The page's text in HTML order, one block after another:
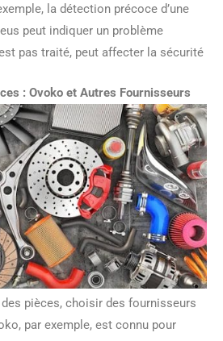
la détection précoce d’une
peut indiquer un problème
pas traité, peut affecter la sécurité
: Ovoko et Autres Fournisseurs
pièces, choisir des fournisseurs
par exemple, est connu pour